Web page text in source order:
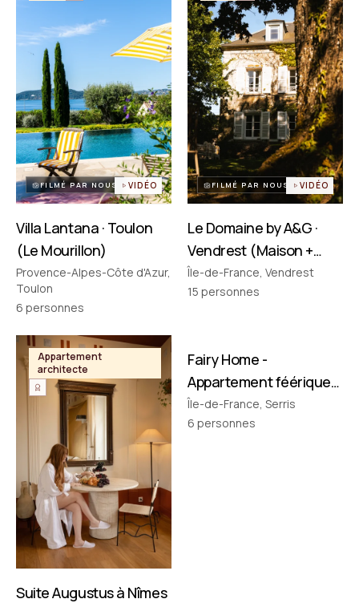
FILMÉ PAR NOUS VIDÉO
Villa Lantana · Toulon
(Le Mourillon)
Provence-Alpes-Côte d'Azur,
Toulon
6 personnes
FILMÉ PAR NOUS VIDÉO
Le Domaine by A&G ·
Vendrest (Maison +
Pavillon)
Île-de-France, Vendrest
15 personnes
Appartement
architecte
Suite Augustus à Nîmes
Appartement
thématique
Fairy Home -
Appartement féérique
• Disney à 10 min !
Île-de-France, Serris
6 personnes